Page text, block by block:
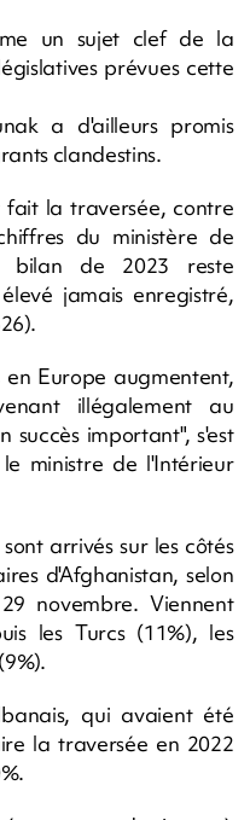
un sujet clef de la
prévues cette
a d'ailleurs promis
clandestins.
fait la traversée, contre
du ministère de
bilan de 2023 reste
jamais enregistré,
en Europe augmentent,
illégalement au
succès important", s'est
ministre de l'Intérieur
arrivés sur les côtés
d'Afghanistan, selon
novembre. Viennent
les Turcs (11%), les
qui avaient été
la traversée en 2022